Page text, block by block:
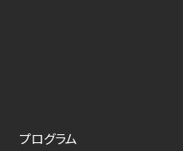
プログラム